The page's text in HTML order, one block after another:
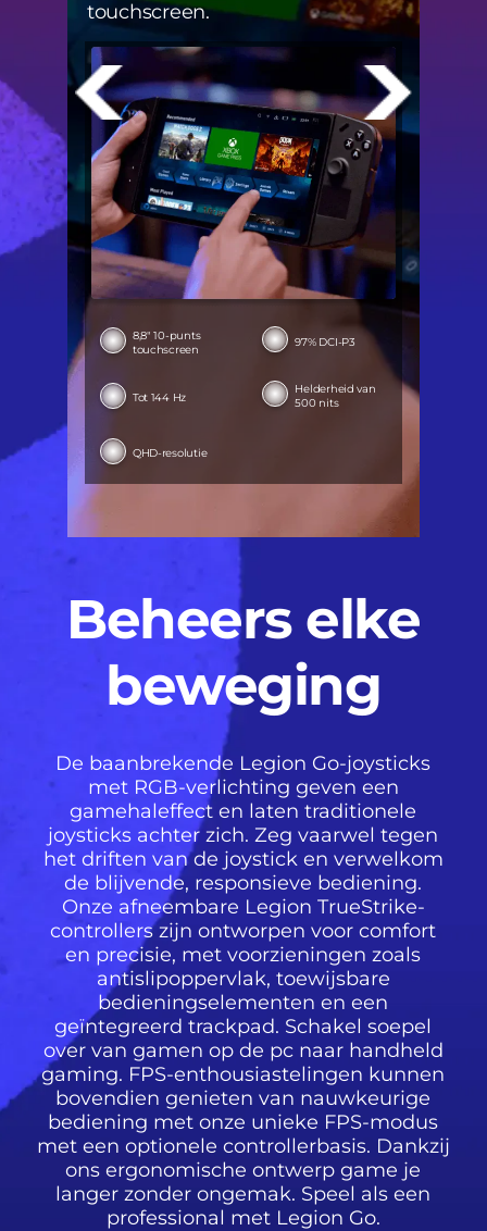
touchscreen.
8,8″ 10-punts
touchscreen
Tot 144 Hz
QHD-resolutie
97% DCI-P3
Helderheid van
500 nits
Beheers elke
beweging
De baanbrekende Legion Go-joysticks
met RGB-verlichting geven een
gamehaleffect en laten traditionele
joysticks achter zich. Zeg vaarwel tegen
het driften van de joystick en verwelkom
de blijvende, responsieve bediening.
Onze afneembare Legion TrueStrike-
controllers zijn ontworpen voor comfort
en precisie, met voorzieningen zoals
antislipoppervlak, toewijsbare
bedieningselementen en een
geïntegreerd trackpad. Schakel soepel
over van gamen op de pc naar handheld
gaming. FPS-enthousiastelingen kunnen
bovendien genieten van nauwkeurige
bediening met onze unieke FPS-modus
met een optionele controllerbasis. Dankzij
ons ergonomische ontwerp game je
langer zonder ongemak. Speel als een
professional met Legion Go.